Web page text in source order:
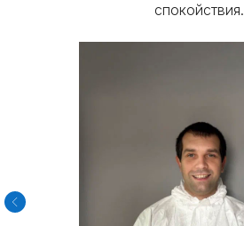
спокойствия.
+7 (951) 681-45-53
16.11.08.003.Л.000040.03.25 (ЕРУЛ
№ Л064-00111-16/01969069)
Ежедневно с 8:00 до 22:00